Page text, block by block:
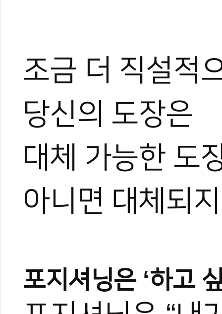
조금 더 직설적
당신의 도장은
대체 가능한 도
아니면 대체되
포지셔닝은 ‘하고